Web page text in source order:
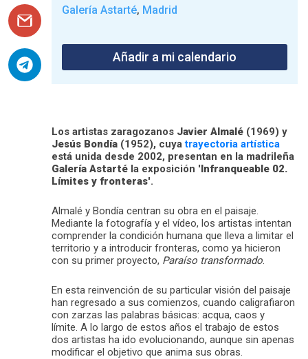
Galería Astarté, Madrid
Añadir a mi calendario
Los artistas zaragozanos Javier Almalé (1969) y
Jesús Bondía (1952), cuyatrayectoria artística
está unida desde 2002, presentan en la madrileña
Galería Astarté la exposición 'Infranqueable 02.
Límites y fronteras'.
Almalé y Bondía centran su obra en el paisaje.
Mediante la fotografía y el vídeo, los artistas intentan
comprender la condición humana que lleva a limitar el
territorio y a introducir fronteras, como ya hicieron
con su primer proyecto, Paraíso transformado.
En esta reinvención de su particular visión del paisaje
han regresado a sus comienzos, cuando caligrafiaron
con zarzas las palabras básicas: acqua, caos y
límite. A lo largo de estos años el trabajo de estos
dos artistas ha ido evolucionando, aunque sin apenas
modificar el objetivo que anima sus obras.